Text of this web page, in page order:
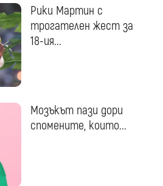
Рики Мартин с
трогателен жест за
18-ия...
Мозъкът пази дори
спомените, които...